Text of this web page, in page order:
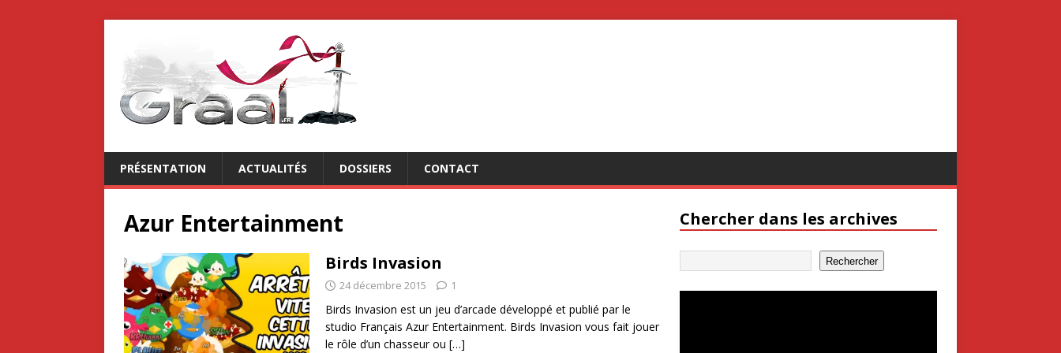
PRÉSENTATION ACTUALITÉS DOSSIERS CONTACT
Azur Entertainment
Birds Invasion
24 décembre 2015 1
Birds Invasion est un jeu d’arcade développé et publié par le
studio Français Azur Entertainment. Birds Invasion vous fait jouer
le rôle d’un chasseur ou […]
Chercher dans les archives
Rechercher